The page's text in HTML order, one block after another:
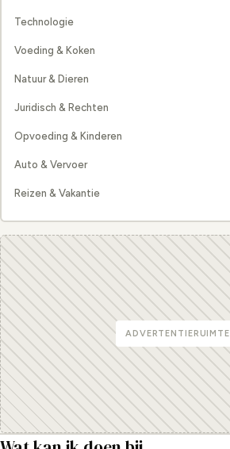
Technologie
Voeding & Koken
Natuur & Dieren
Juridisch & Rechten
Opvoeding & Kinderen
Auto & Vervoer
Reizen & Vakantie
ADVERTENTIERUIMTE